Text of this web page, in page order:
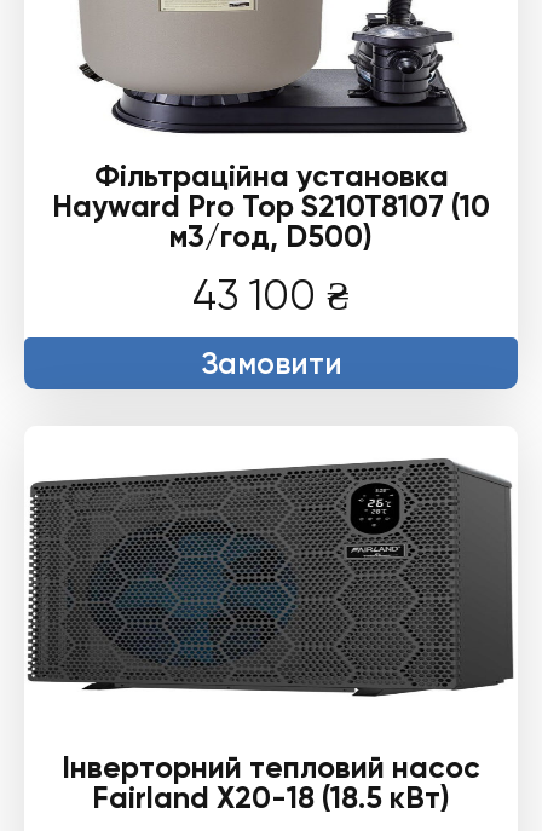
Фільтраційна установка
Hayward Pro Top S210T8107 (10
м3/год, D500)
43 100 ₴
Замовити
Інверторний тепловий насос
Fairland X20-18 (18.5 кВт)